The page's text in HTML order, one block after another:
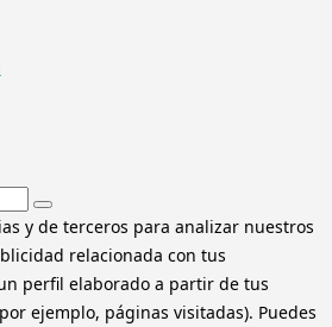
y de terceros para analizar nuestros
relacionada con tus
perfil elaborado a partir de tus
ejemplo, páginas visitadas). Puedes